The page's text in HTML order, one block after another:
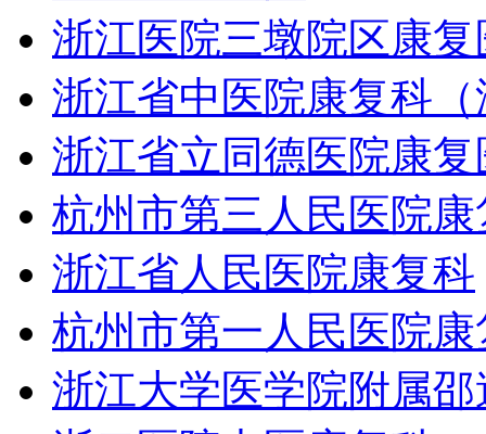
浙江医院三墩院区康
浙江省中医院康复科
浙江省立同德医院康
杭州市第三人民医院
浙江省人民医院康复科
杭州市第一人民医院
浙江大学医学院附属